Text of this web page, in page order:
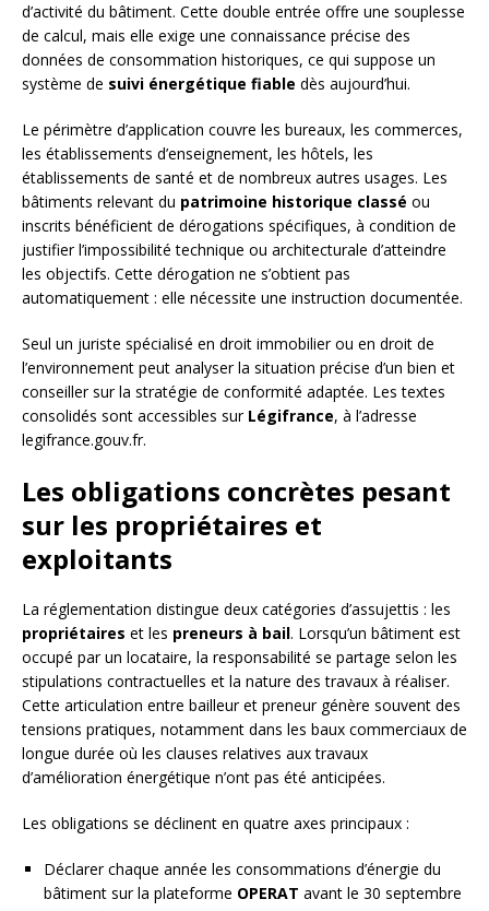
d’activité du bâtiment. Cette double entrée offre une souplesse
de calcul, mais elle exige une connaissance précise des
données de consommation historiques, ce qui suppose un
système de suivi énergétique fiable dès aujourd’hui.
Le périmètre d’application couvre les bureaux, les commerces,
les établissements d’enseignement, les hôtels, les
établissements de santé et de nombreux autres usages. Les
bâtiments relevant du patrimoine historique classé ou
inscrits bénéficient de dérogations spécifiques, à condition de
justifier l’impossibilité technique ou architecturale d’atteindre
les objectifs. Cette dérogation ne s’obtient pas
automatiquement : elle nécessite une instruction documentée.
Seul un juriste spécialisé en droit immobilier ou en droit de
l’environnement peut analyser la situation précise d’un bien et
conseiller sur la stratégie de conformité adaptée. Les textes
consolidés sont accessibles sur Légifrance, à l’adresse
legifrance.gouv.fr.
Les obligations concrètes pesant
sur les propriétaires et
exploitants
La réglementation distingue deux catégories d’assujettis : les
propriétaires et les preneurs à bail. Lorsqu’un bâtiment est
occupé par un locataire, la responsabilité se partage selon les
stipulations contractuelles et la nature des travaux à réaliser.
Cette articulation entre bailleur et preneur génère souvent des
tensions pratiques, notamment dans les baux commerciaux de
longue durée où les clauses relatives aux travaux
d’amélioration énergétique n’ont pas été anticipées.
Les obligations se déclinent en quatre axes principaux :
Déclarer chaque année les consommations d’énergie du
bâtiment sur la plateforme OPERAT avant le 30 septembre